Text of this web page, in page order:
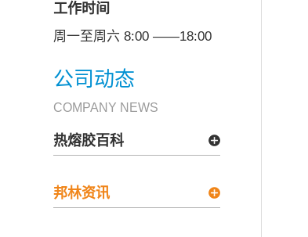
工作时间
周一至周六 8:00 ——18:00
公司动态
COMPANY NEWS
热熔胶百科
邦林资讯